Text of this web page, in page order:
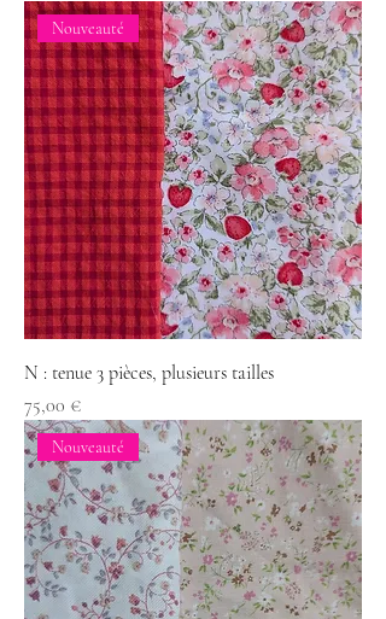
Nouveauté
N : tenue 3 pièces, plusieurs tailles
Prix
75,00 €
Nouveauté